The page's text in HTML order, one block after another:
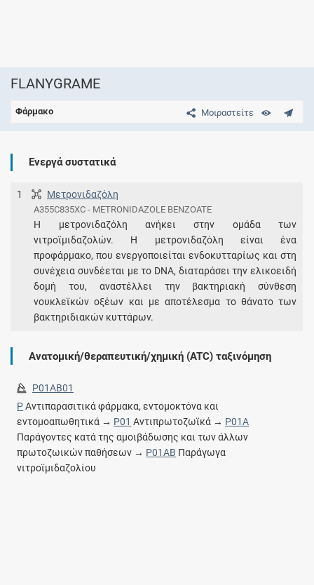
FLANYGRAME
Μοιραστείτε
Φάρμακο
Ενεργά συστατικά
1 Μετρονιδαζόλη
A355C835XC - METRONIDAZOLE BENZOATE
Η μετρονιδαζόλη ανήκει στην ομάδα των
νιτροϊμιδαζολών. Η μετρονιδαζόλη είναι ένα
προφάρμακο, που ενεργοποιείται ενδοκυτταρίως και στη
συνέχεια συνδέεται με το DNA, διαταράσει την ελικοειδή
δομή του, αναστέλλει την βακτηριακή σύνθεση
νουκλεϊκών οξέων και με αποτέλεσμα το θάνατο των
βακτηριδιακών κυττάρων.
Ανατομική/θεραπευτική/χημική (ATC) ταξινόμηση
P01AB01
PΑντιπαρασιτικά φάρμακα, εντομοκτόνα και
εντομοαπωθητικά → P01 Αντιπρωτοζωϊκά → P01A
Παράγοντες κατά της αμοιβάδωσης και των άλλων
πρωτοζωικών παθήσεων → P01AB Παράγωγα
νιτροϊμιδαζολίου